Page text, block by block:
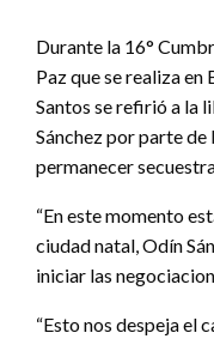
Durante la 16°
Paz que se realiza
Santos se refirió a la
Sánchez por parte
permanecer
“En este momento
ciudad natal, Odín
iniciar las
“Esto nos despeja el